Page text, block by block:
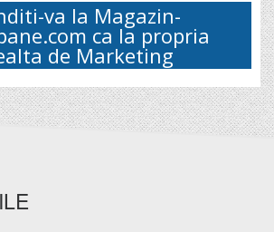
va la Magazin-
ca la propria
de Marketing